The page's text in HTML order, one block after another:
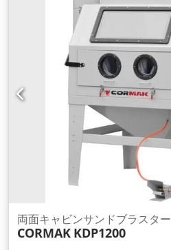
両面キャビンサンドブラスター
CORMAK KDP1200